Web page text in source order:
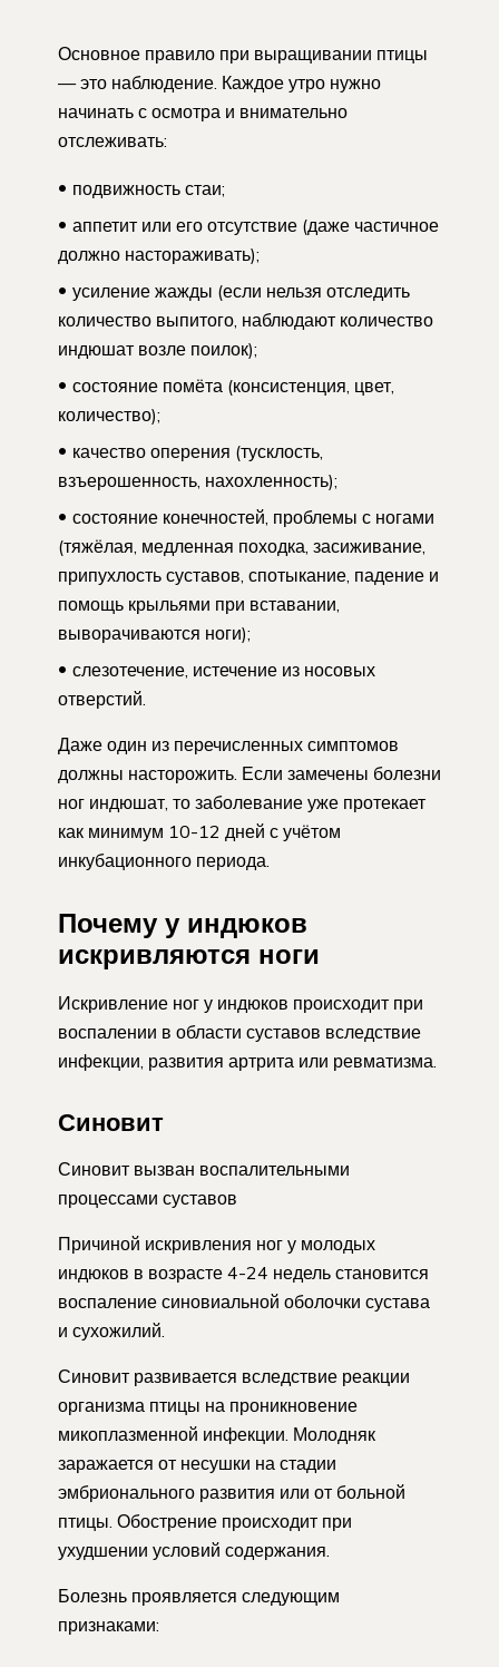
Основное правило при выращивании птицы
— это наблюдение. Каждое утро нужно
начинать с осмотра и внимательно
отслеживать:
подвижность стаи;
аппетит или его отсутствие (даже частичное
должно настораживать);
усиление жажды (если нельзя отследить
количество выпитого, наблюдают количество
индюшат возле поилок);
состояние помёта (консистенция, цвет,
количество);
качество оперения (тусклость,
взъерошенность, нахохленность);
состояние конечностей, проблемы с ногами
(тяжёлая, медленная походка, засиживание,
припухлость суставов, спотыкание, падение и
помощь крыльями при вставании,
выворачиваются ноги);
слезотечение, истечение из носовых
отверстий.
Даже один из перечисленных симптомов
должны насторожить. Если замечены болезни
ног индюшат, то заболевание уже протекает
как минимум 10-12 дней с учётом
инкубационного периода.
Почему у индюков
искривляются ноги
Искривление ног у индюков происходит при
воспалении в области суставов вследствие
инфекции, развития артрита или ревматизма.
Синовит
Синовит вызван воспалительными
процессами суставов
Причиной искривления ног у молодых
индюков в возрасте 4-24 недель становится
воспаление синовиальной оболочки сустава
и сухожилий.
Синовит развивается вследствие реакции
организма птицы на проникновение
микоплазменной инфекции. Молодняк
заражается от несушки на стадии
эмбрионального развития или от больной
птицы. Обострение происходит при
ухудшении условий содержания.
Болезнь проявляется следующим
признаками: